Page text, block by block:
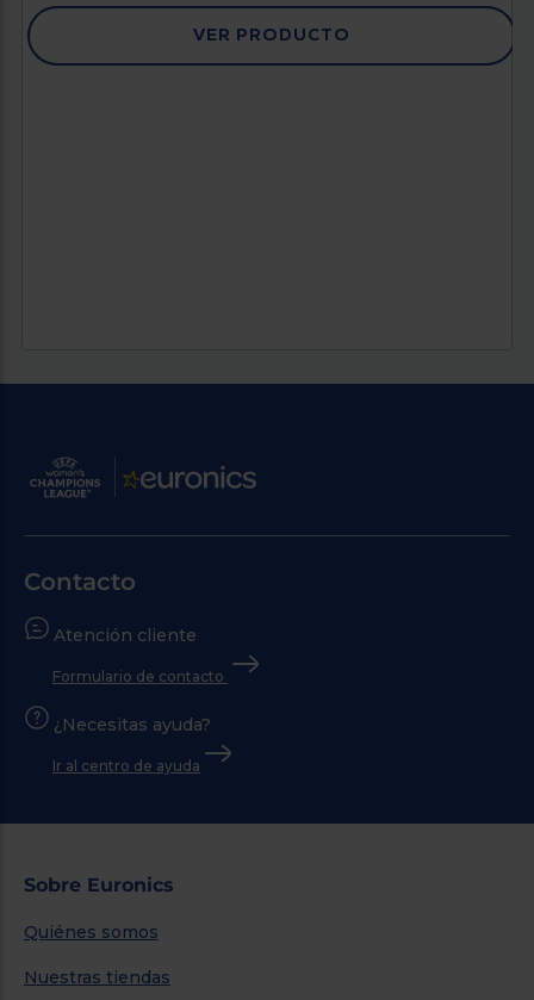
VER PRODUCTO
Contacto
Atención cliente
Formulario de contacto
¿Necesitas ayuda?
Ir al centro de ayuda
Sobre Euronics
Quiénes somos
Nuestras tiendas